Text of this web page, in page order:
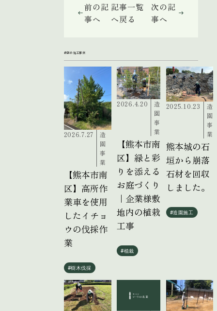
前の記
事へ
記事一覧
へ戻る
次の記
事へ
最新の施工事例
2026.7.27
造
園
事
業
【熊本市南
区】高所作
業車を使用
したイチョ
ウの伐採作
業
#樹木伐採
2026.4.20
造
園
事
業
【熊本市南
区】緑と彩
りを添える
お庭づくり
｜企業様敷
地内の植栽
工事
#植栽
2025.10.23
造
園
事
業
熊本城の石
垣から崩落
石材を回収
しました。
#造園施工